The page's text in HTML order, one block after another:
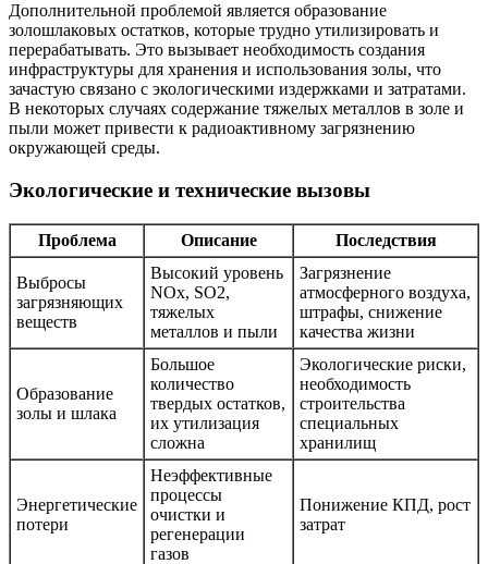
Дополнительной проблемой является образование
золошлаковых остатков, которые трудно утилизировать и
перерабатывать. Это вызывает необходимость создания
инфраструктуры для хранения и использования золы, что
зачастую связано с экологическими издержками и затратами.
В некоторых случаях содержание тяжелых металлов в золе и
пыли может привести к радиоактивному загрязнению
окружающей среды.
Экологические и технические вызовы
Проблема Описание Последствия
Выбросы
загрязняющих
веществ
Высокий уровень
NOx, SO2,
тяжелых
металлов и пыли
Загрязнение
атмосферного воздуха,
штрафы, снижение
качества жизни
Образование
золы и шлака
Большое
количество
твердых остатков,
их утилизация
сложна
Экологические риски,
необходимость
строительства
специальных
хранилищ
Энергетические
потери
Неэффективные
процессы
очистки и
регенерации
газов
Понижение КПД, рост
затрат